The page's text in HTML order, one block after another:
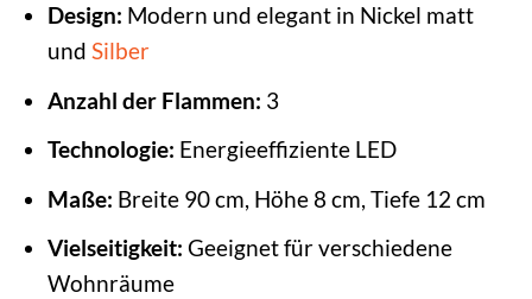
Design: Modern und elegant in Nickel matt
und Silber
Anzahl der Flammen: 3
Technologie: Energieeffiziente LED
Maße: Breite 90 cm, Höhe 8 cm, Tiefe 12 cm
Vielseitigkeit: Geeignet für verschiedene
Wohnräume